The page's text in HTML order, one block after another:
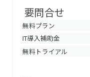
要問合せ
無料プラン
IT導入補助金
無料トライアル